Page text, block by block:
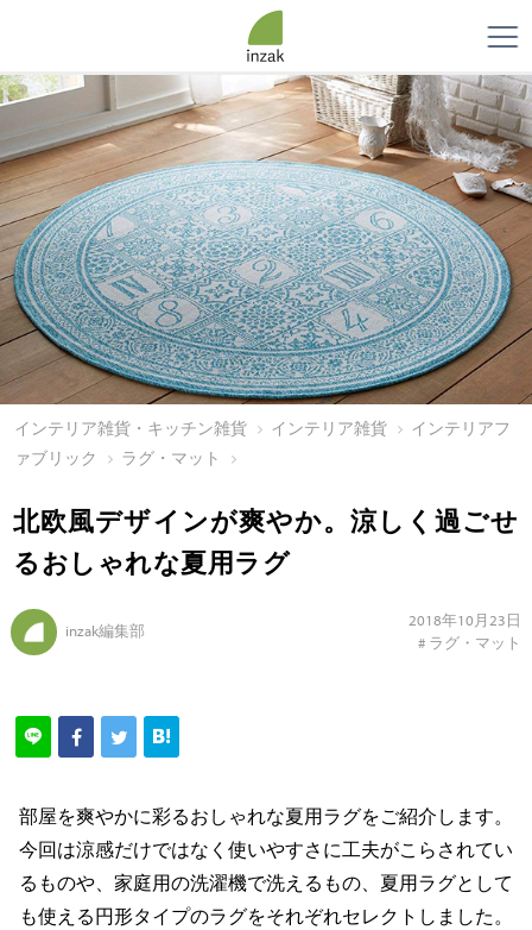
インテリア雑貨・キッチン雑貨 インテリア雑貨
インテリアフ
ァブリック
ラグ・マット
北欧風デザインが爽やか。涼しく過ごせ
るおしゃれな夏用ラグ
inzak編集部
2018年10月23日
# ラグ・マット
部屋を爽やかに彩るおしゃれな夏用ラグをご紹介します。
今回は涼感だけではなく使いやすさに工夫がこらされてい
るものや、家庭用の洗濯機で洗えるもの、夏用ラグとして
も使える円形タイプのラグをそれぞれセレクトしました。